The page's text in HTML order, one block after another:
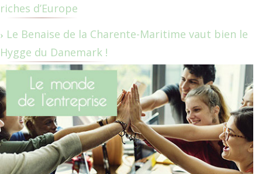
riches d’Europe
Le Benaise de la Charente-Maritime vaut bien le
Hygge du Danemark !